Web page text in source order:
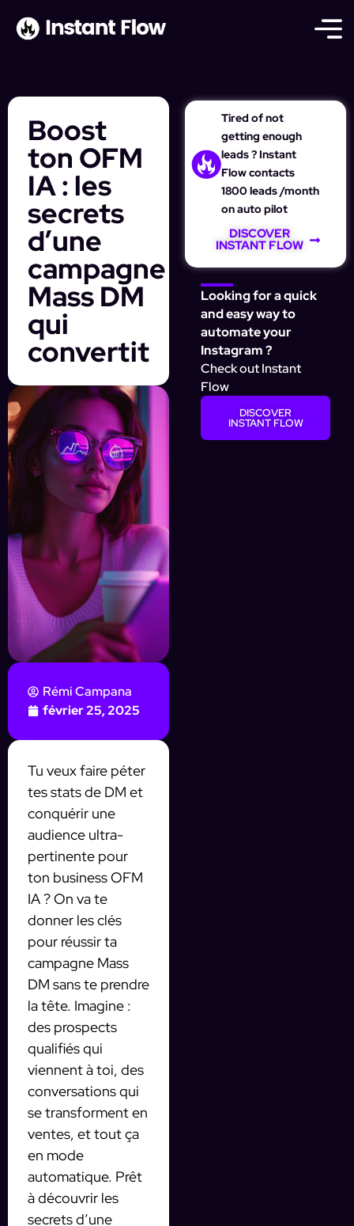
Boost
ton OFM
IA : les
secrets
d’une
campagne
Mass DM
qui
convertit
Rémi Campana
février 25, 2025
Tu veux faire péter
tes stats de DM et
conquérir une
audience ultra-
pertinente pour
ton business OFM
IA ? On va te
donner les clés
pour réussir ta
campagne Mass
DM sans te prendre
la tête. Imagine :
des prospects
qualifiés qui
viennent à toi, des
conversations qui
se transforment en
ventes, et tout ça
en mode
automatique. Prêt
à découvrir les
secrets d’une
Tired of not
getting enough
leads ? Instant
Flow contacts
1800 leads /month
on auto pilot
DISCOVER
INSTANT FLOW
Looking for a quick
and easy way to
automate your
Instagram ?
Check out Instant
Flow
DISCOVER
INSTANT FLOW